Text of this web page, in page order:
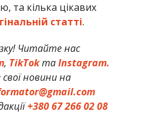
та кілька цікавих
статті.
Читайте нас
, TikTokтаInstagram.
новини на
+380 67 266 02 08